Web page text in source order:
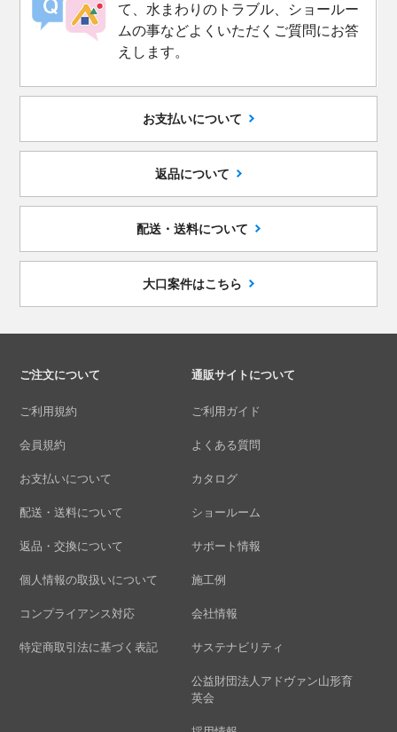
て、水まわりのトラブル、ショールー
ムの事などよくいただくご質問にお答
えします。
お支払いについて
返品について
配送・送料について
大口案件はこちら
ご注文について
ご利用規約
会員規約
お支払いについて
配送・送料について
返品・交換について
個人情報の取扱いについて
コンプライアンス対応
特定商取引法に基づく表記
通販サイトについて
ご利用ガイド
よくある質問
カタログ
ショールーム
サポート情報
施工例
会社情報
サステナビリティ
公益財団法人アドヴァン山形育
英会